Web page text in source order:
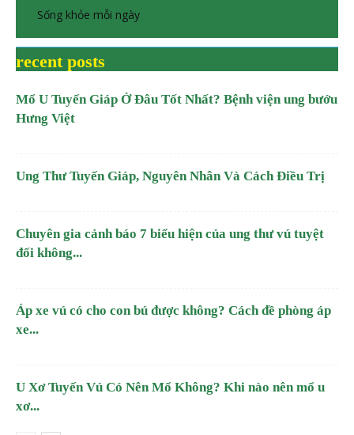
Sống khỏe mỗi ngày
recent posts
Mổ U Tuyến Giáp Ở Đâu Tốt Nhất? Bệnh viện ung bướu
Hưng Việt
Ung Thư Tuyến Giáp, Nguyên Nhân Và Cách Điều Trị
Chuyên gia cảnh báo 7 biểu hiện của ung thư vú tuyệt
đối không...
Áp xe vú có cho con bú được không? Cách đề phòng áp
xe...
U Xơ Tuyến Vú Có Nên Mổ Không? Khi nào nên mổ u
xơ...